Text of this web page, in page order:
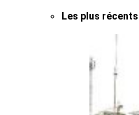
Les plus récents